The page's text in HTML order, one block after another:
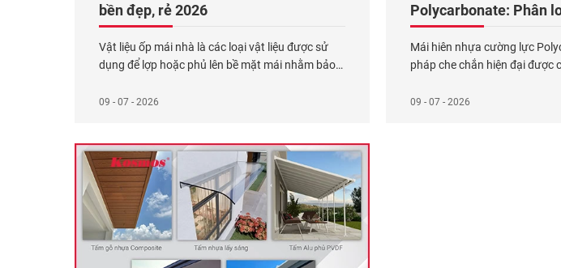
bền đẹp, rẻ 2026
Vật liệu ốp mái nhà là các loại vật liệu được sử
dụng để lợp hoặc phủ lên bề mặt mái nhằm bảo
thị trường vật liệu có 10 loại vật liệu lợp mái gồm:
09 - 07 - 2026
Polycarbonate: Phân
báo giá 2026
Mái hiên nhựa cường lực
pháp che chắn hiện đại được
90% và khả năng cách âm
09 - 07 - 2026